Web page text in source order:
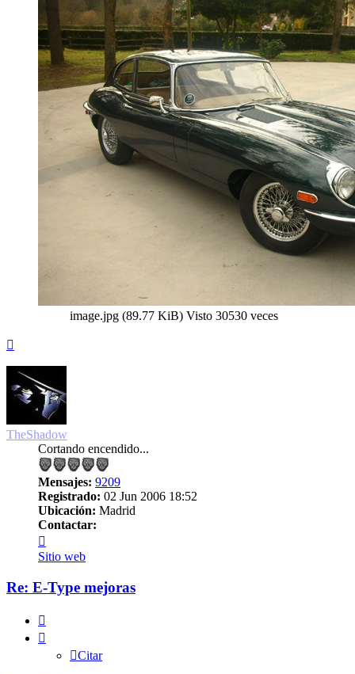
image.jpg (89.77 KiB) Visto 30530 veces
TheShadow
Cortando encendido...
Mensajes: 9209
Registrado: 02 Jun 2006 18:52
Ubicación: Madrid
Contactar:
TheShadow
Sitio web
Re: E-Type mejoras
Citar